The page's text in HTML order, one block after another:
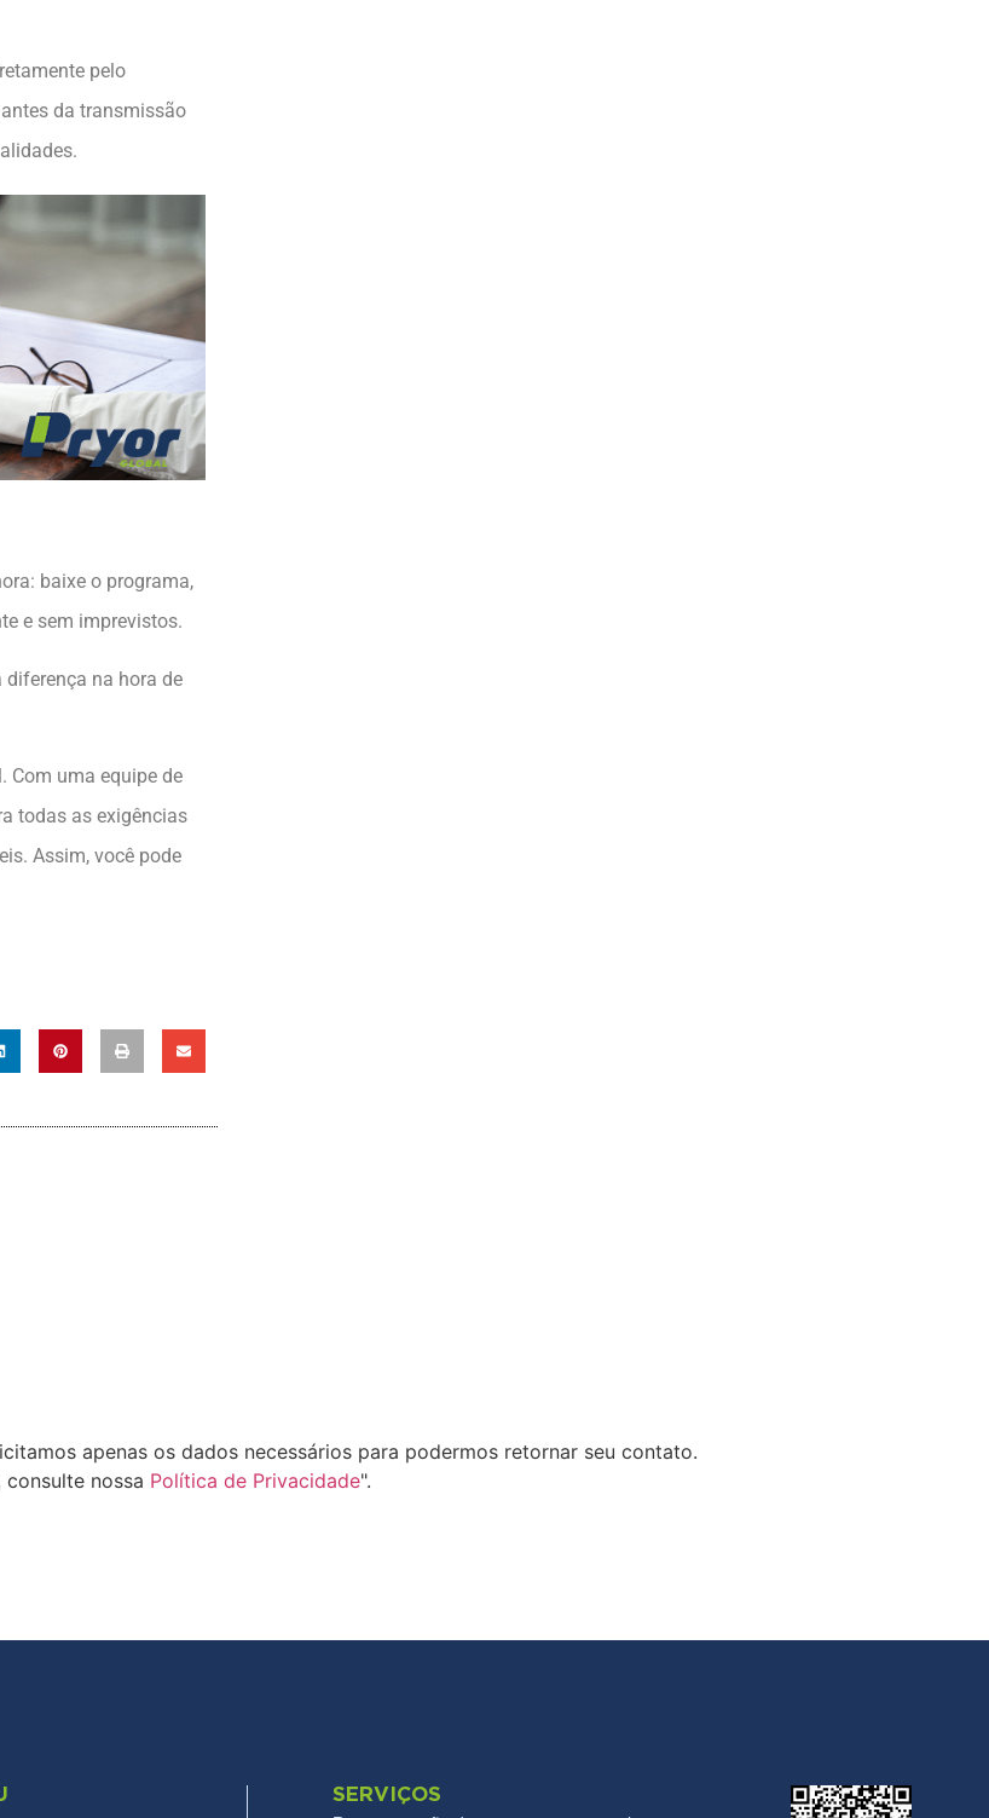
pelo
da transmissão
baixe o programa,
e sem imprevistos.
na hora de
Com uma equipe de
todas as exigências
Assim, você pode
apenas os dados necessários para podermos retornar seu contato.
nossa Política de Privacidade".
SERVIÇOS